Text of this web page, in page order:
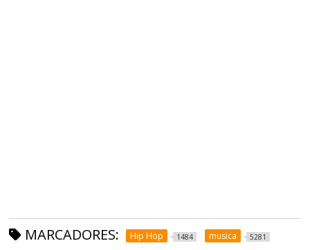
MARCADORES: Hip Hop 1484 musica 5281